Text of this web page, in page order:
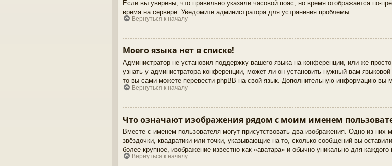
Если вы уверены, что правильно указали часовой пояс, но время отображается по-
время на сервере. Уведомите администратора для устранения проблемы.
Вернуться к началу
Моего языка нет в списке!
Администратор не установил поддержку вашего языка на конференции, или же
узнать у администратора конференции, может ли он установить нужный вам языковой
то вы сами можете перевести phpBB на свой язык. Дополнительную информацию вы
Вернуться к началу
Что означают изображения рядом с моим именем
Вместе с именем пользователя могут присутствовать два изображения. Одно из
звёздочки, квадратики или точки, указывающие на то, сколько сообщений вы
более крупное, изображение известно как «аватара» и обычно уникально для каждого
Вернуться к началу